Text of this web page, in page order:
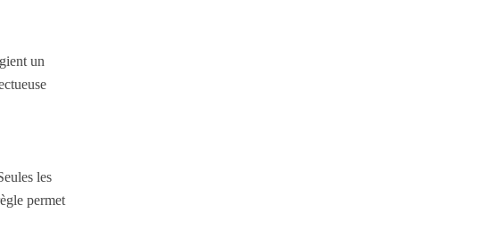
un
les
permet